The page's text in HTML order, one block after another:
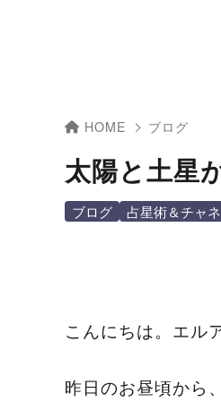
HOME ブログ
太陽と土星
ブログ 占星術＆チャ
こんにちは。エル
昨日のお昼頃から